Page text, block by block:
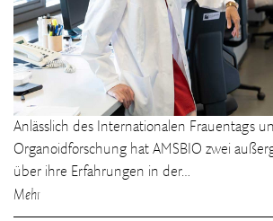
Anlässlich des Internationalen Frauentags
Organoidforschung hat AMSBIO zwei
über ihre Erfahrungen in der…
Mehr